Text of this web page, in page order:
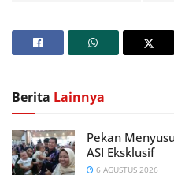
Berita Lainnya
Pekan
ASI Eksklusif
6 AGUSTUS 2026